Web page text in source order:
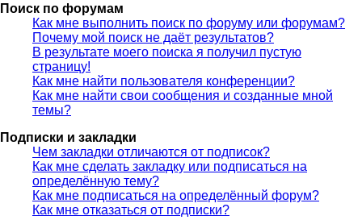
Поиск по форумам
Как мне выполнить поиск по форуму или форумам?
Почему мой поиск не даёт результатов?
В результате моего поиска я получил пустую
страницу!
Как мне найти пользователя конференции?
Как мне найти свои сообщения и созданные мной
темы?
Подписки и закладки
Чем закладки отличаются от подписок?
Как мне сделать закладку или подписаться на
определённую тему?
Как мне подписаться на определённый форум?
Как мне отказаться от подписки?